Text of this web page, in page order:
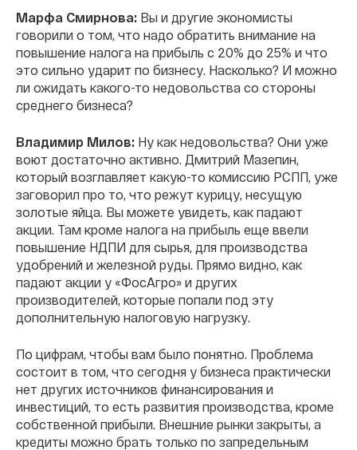
Марфа Смирнова: Вы и другие экономисты
говорили о том, что надо обратить внимание на
повышение налога на прибыль с 20% до 25% и что
это сильно ударит по бизнесу. Насколько? И можно
ли ожидать какого-то недовольства со стороны
среднего бизнеса?
Владимир Милов: Ну как недовольства? Они уже
воют достаточно активно. Дмитрий Мазепин,
который возглавляет какую-то комиссию РСПП, уже
заговорил про то, что режут курицу, несущую
золотые яйца. Вы можете увидеть, как падают
акции. Там кроме налога на прибыль еще ввели
повышение НДПИ для сырья, для производства
удобрений и железной руды. Прямо видно, как
падают акции у «ФосАгро» и других
производителей, которые попали под эту
дополнительную налоговую нагрузку.
По цифрам, чтобы вам было понятно. Проблема
состоит в том, что сегодня у бизнеса практически
нет других источников финансирования и
инвестиций, то есть развития производства, кроме
собственной прибыли. Внешние рынки закрыты, а
кредиты можно брать только по запредельным